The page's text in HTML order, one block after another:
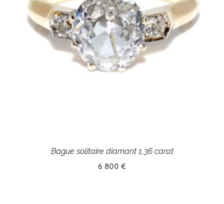
Bague solitaire diamant 1,36 carat
6 800 €